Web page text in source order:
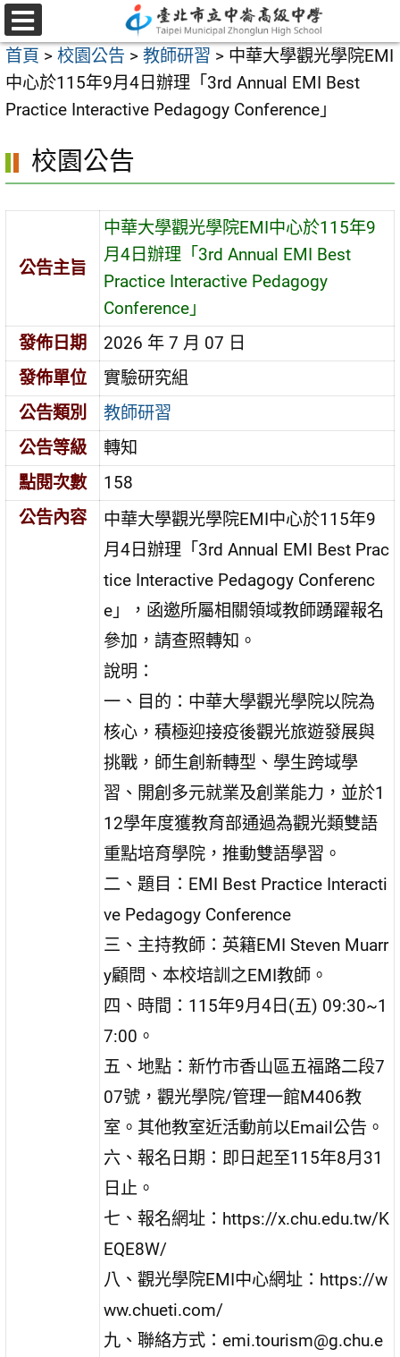
跳
至
主
要
內
區
選
單
首頁 > 校園公告 > 教師研習 > 中華大學觀光學院EMI
中心於115年9月4日辦理「3rd Annual EMI Best
Practice Interactive Pedagogy Conference」
校園公告
公告主旨
中華大學觀光學院EMI中心於115年9
月4日辦理「3rd Annual EMI Best
Practice Interactive Pedagogy
Conference」
發佈日期
2026 年 7 月 07 日
發佈單位
實驗研究組
公告類別
教師研習
公告等級
轉知
點閱次數
158
公告內容
中華大學觀光學院EMI中心於115年9
月4日辦理「3rd Annual EMI Best Prac
tice Interactive Pedagogy Conferenc
e」，函邀所屬相關領域教師踴躍報名
參加，請查照轉知。
說明：
一、目的：中華大學觀光學院以院為
核心，積極迎接疫後觀光旅遊發展與
挑戰，師生創新轉型、學生跨域學
習、開創多元就業及創業能力，並於1
12學年度獲教育部通過為觀光類雙語
重點培育學院，推動雙語學習。
二、題目：EMI Best Practice Interacti
ve Pedagogy Conference
三、主持教師：英籍EMI Steven Muarr
y顧問、本校培訓之EMI教師。
四、時間：115年9月4日(五) 09:30~1
7:00。
五、地點：新竹市香山區五福路二段7
07號，觀光學院/管理一館M406教
室。其他教室近活動前以Email公告。
六、報名日期：即日起至115年8月31
日止。
七、報名網址：https://x.chu.edu.tw/K
EQE8W/
八、觀光學院EMI中心網址：https://w
ww.chueti.com/
九、聯絡方式：emi.tourism@g.chu.e